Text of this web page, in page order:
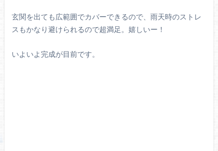
玄関を出ても広範囲でカバーできるので、雨天時のストレ
スもかなり避けられるので超満足。嬉しいー！
いよいよ完成が目前です。